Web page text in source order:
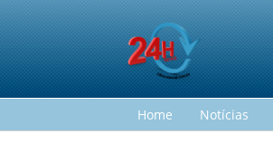
Home Notícias